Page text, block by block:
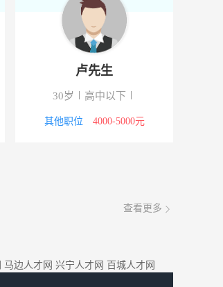
卢先生
30岁 高中以下
其他职位 4000-5000元
查看更多
马边人才网 兴宁人才网 百城人才网